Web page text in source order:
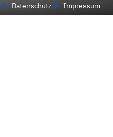
Datenschutz Impressum